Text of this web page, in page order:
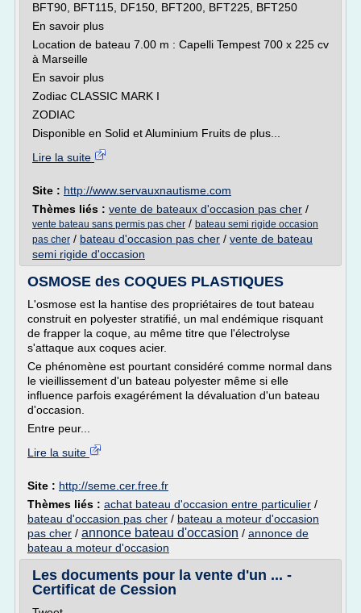
BFT90, BFT115, DF150, BFT200, BFT225, BFT250
En savoir plus
Location de bateau 7.00 m : Capelli Tempest 700 x 225 cv
à Marseille
En savoir plus
Zodiac CLASSIC MARK I
ZODIAC
Disponible en Solid et Aluminium Fruits de plus...
Lire la suite
Site : http://www.servauxnautisme.com
Thèmes liés : vente de bateaux d'occasion pas cher /
vente bateau sans permis pas cher / bateau semi rigide occasion
pas cher / bateau d'occasion pas cher / vente de bateau
semi rigide d'occasion
OSMOSE des COQUES PLASTIQUES
L'osmose est la hantise des propriétaires de tout bateau
construit en polyester stratifié, un mal endémique risquant
de frapper la coque, au même titre que l'électrolyse
s'attaque aux coques acier.
Ce phénomène est pourtant considéré comme normal dans
le vieillissement d'un bateau polyester même si elle
influence parfois exagérément la dévaluation d'un bateau
d'occasion.
Entre peur...
Lire la suite
Site : http://seme.cer.free.fr
Thèmes liés : achat bateau d'occasion entre particulier /
bateau d'occasion pas cher / bateau a moteur d'occasion
pas cher / annonce bateau d'occasion / annonce de
bateau a moteur d'occasion
Les documents pour la vente d'un ... -
Certificat de Cession